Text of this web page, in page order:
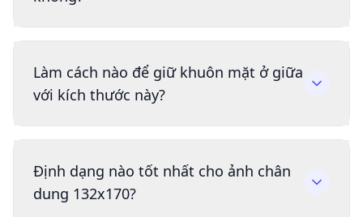
Làm cách nào để giữ khuôn mặt ở giữa
với kích thước này?
Định dạng nào tốt nhất cho ảnh chân
dung 132x170?